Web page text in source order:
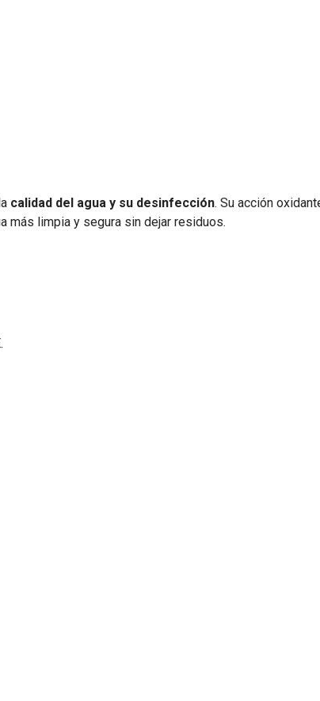
calidad del agua y su desinfección. Su acción
más limpia y segura sin dejar residuos.